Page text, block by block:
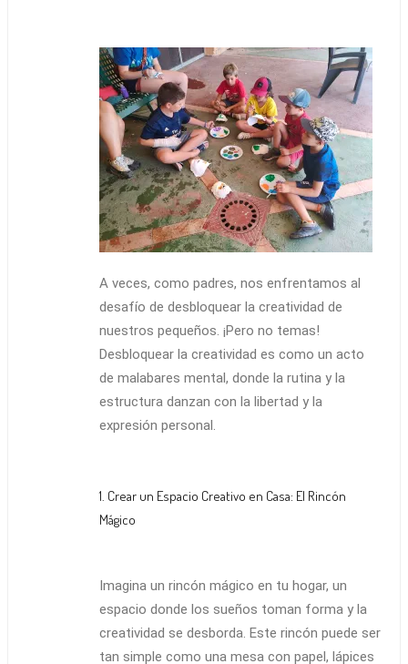
A veces, como padres, nos enfrentamos al
desafío de desbloquear la creatividad de
nuestros pequeños. ¡Pero no temas!
Desbloquear la creatividad es como un acto
de malabares mental, donde la rutina y la
estructura danzan con la libertad y la
expresión personal.
1. Crear un Espacio Creativo en Casa: El Rincón
Mágico
Imagina un rincón mágico en tu hogar, un
espacio donde los sueños toman forma y la
creatividad se desborda. Este rincón puede ser
tan simple como una mesa con papel, lápices